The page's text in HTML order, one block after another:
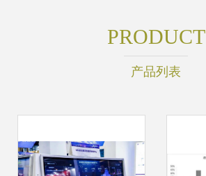
PRODUCT
产品列表